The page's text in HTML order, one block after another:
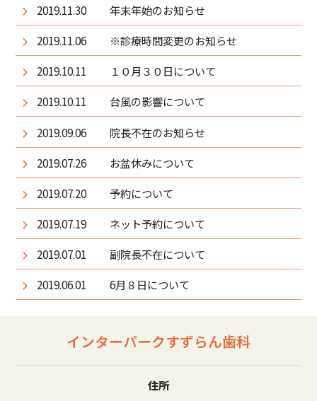
2019.11.30
年末年始のお知らせ
2019.11.06
※診療時間変更のお知らせ
2019.10.11
１０月３０日について
2019.10.11
台風の影響について
2019.09.06
院長不在のお知らせ
2019.07.26
お盆休みについて
2019.07.20
予約について
2019.07.19
ネット予約について
2019.07.01
副院長不在について
2019.06.01
6月８日について
インターパークすずらん歯科
住所